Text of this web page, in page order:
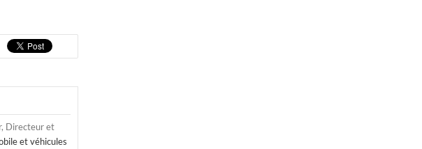
Directeur et
et véhicules